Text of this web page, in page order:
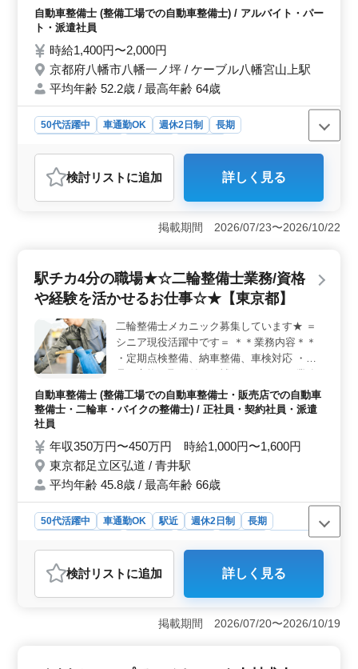
の修理や点検、整備からカスタマイズまで、幅広い業務
に携わることができます。また、週5〜6日のシフト制
で、火曜日は定休日となり、GW休暇や夏季休暇、年末年
始休暇もしっかりと取ることができます。働き方や休暇
の相談にも柔軟に対応していますのでライフスタイルに
合わせた働き方が可能です。
トラックなどになります。 ＊労働条件によ
OK（駐車場代自己負担なし） ＊残業少なめ
現在60歳以上のシニア世代のベテランスタ
ッフも活躍中です！ ベテラン層の採用活
動、現在積極的に行っております。
自動車整備士 (整備工場での自動車整備士) / アルバイト・パー
ト・派遣社員
時給1,400円〜2,000円
京都府八幡市八幡一ノ坪 / ケーブル八幡宮山上駅
平均年齢 52.2歳 / 最高年齢 64歳
50代活躍中 車通勤OK 週休2日制
長期
自動車整備士
おすすめポイント
＜働きやすさ＞ マイカー・バイク・自転車通勤が可能
で駐車場代も無料です。残業が少なく、週3〜5日の勤務
が可能で、時間相談にも柔軟に対応します。 ＜職場
で、技術を重視した職場です。 ＜業務内容＞ 自動
車整備、引取、納車、車検など幅広い業務を担当しま
が、年数は不問です。多様な車種に触れる機会があり、
スキルアップにも繋がります。
検討リスト に追加 詳しく見る
掲載期間 2026/07/23〜2026/10/22
駅チカ4分の職場★☆二輪整備士業務/資格
や経験を活かせるお仕事☆★【東京都】
二輪整備士メカニック募集しています★ ＝
シニア現役活躍中です＝ ＊＊業務内容＊＊
・定期点検整備、納車整備、車検対応 ・部
一部あり ・カーナビ・ETCの設置 ・オーデ
ィオ・ナビ等の取付け 等 ＊＊取扱車種＊＊
チカ ・週休2日制 今までの経験を後輩に継
承していきませんか？ 皆様のご応募お待ち
しています(^o^)
自動車整備士 (整備工場での自動車整備士・販売店での自動車
整備士・二輪車・バイクの整備士) / 正社員・契約社員・派遣
社員
年収350万円〜450万円 時給1,000円〜1,600円
東京都足立区弘道 / 青井駅
平均年齢 45.8歳 / 最高年齢 66歳
50代活躍中 車通勤OK 駅近 週休2日制
長期
派遣社員
おすすめポイント
＜駅チカ4分の職場＞ 勤務地は、青井駅からわずか4分
の駅チカの職場です。通勤が便利で、毎日の通勤ストレ
スを軽減できます。 ＜二輪整備士業務＞ 仕事の内
検討リスト に追加 詳しく見る
掲載期間 2026/07/20〜2026/10/19